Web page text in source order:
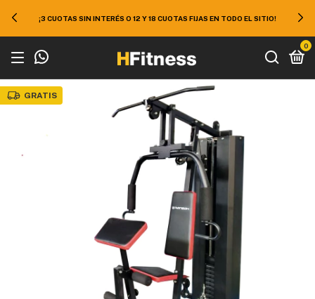
¡3 CUOTAS SIN INTERÉS O 12 Y 18 CUOTAS FIJAS EN TODO EL SITIO!
0
GRATIS